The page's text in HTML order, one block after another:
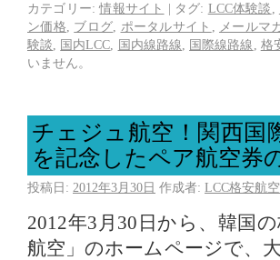
カテゴリー: 情報サイト | タグ: LCC体験談
ン価格
ブログ ポータルサイト メールマ
験談
国内LCC 国内線路線 国際線路線 格
いません。
チェジュ航空！関西国
を記念したペア航空券
投稿日: 2012年3月30日 作成者: LCC格安航
2012年3月30日から、韓国
航空」のホームページで、